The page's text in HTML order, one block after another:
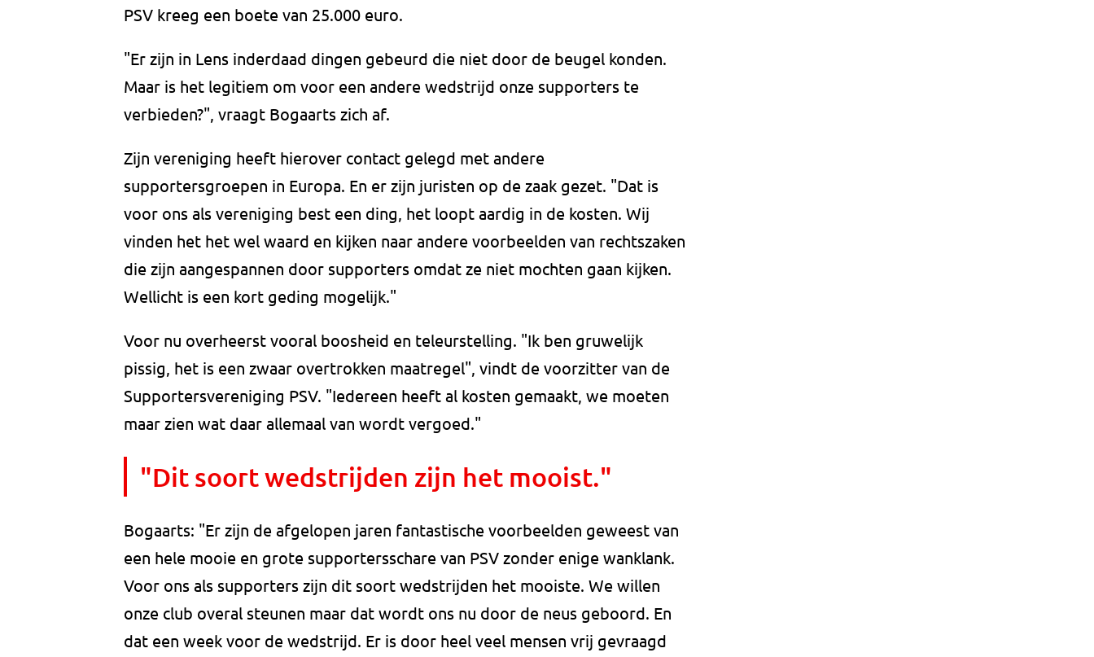
PSV kreeg een boete van 25.000 euro.
"Er zijn in Lens inderdaad dingen gebeurd die niet door de beugel konden.
Maar is het legitiem om voor een andere wedstrijd onze supporters te
verbieden?", vraagt Bogaarts zich af.
Zijn vereniging heeft hierover contact gelegd met andere
supportersgroepen in Europa. En er zijn juristen op de zaak gezet. "Dat is
voor ons als vereniging best een ding, het loopt aardig in de kosten. Wij
vinden het het wel waard en kijken naar andere voorbeelden van rechtszaken
die zijn aangespannen door supporters omdat ze niet mochten gaan kijken.
Wellicht is een kort geding mogelijk."
Voor nu overheerst vooral boosheid en teleurstelling. "Ik ben gruwelijk
pissig, het is een zwaar overtrokken maatregel", vindt de voorzitter van de
Supportersvereniging PSV. "Iedereen heeft al kosten gemaakt, we moeten
maar zien wat daar allemaal van wordt vergoed."
"Dit soort wedstrijden zijn het mooist."
Bogaarts: "Er zijn de afgelopen jaren fantastische voorbeelden geweest van
een hele mooie en grote supportersschare van PSV zonder enige wanklank.
Voor ons als supporters zijn dit soort wedstrijden het mooiste. We willen
onze club overal steunen maar dat wordt ons nu door de neus geboord. En
dat een week voor de wedstrijd. Er is door heel veel mensen vrij gevraagd